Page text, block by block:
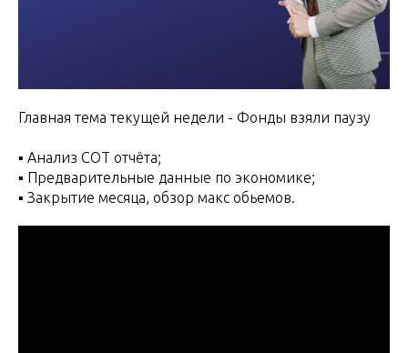
Главная тема текущей недели - Фонды взяли паузу
▪️ Анализ СОТ отчёта;
▪️ Предварительные данные по экономике;
▪️ Закрытие месяца, обзор макс обьемов.